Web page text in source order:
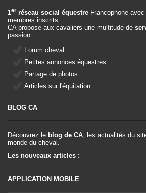
1er réseau social équestre Francophone
membres inscrits.
CA propose aux cavaliers une multitude de
passion :
Forum cheval
Petites annonces équestres
Partage de photos
Articles sur l'équitation
BLOG CA
Découvrez le blog de CA, les actualités du
monde du cheval.
Les nouveaux articles :
APPLICATION MOBILE